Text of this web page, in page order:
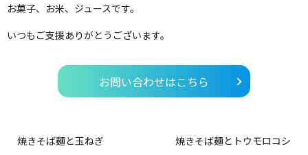
お菓子、お米、ジュースです。
いつもご支援ありがとうございます。
お問い合わせはこちら
焼きそば麺と玉ねぎ 焼きそば麺とトウモロコシ